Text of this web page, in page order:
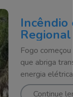
Fogo começou
que abriga
energia elétrica
Continue